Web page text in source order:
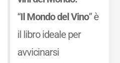
“Il Mondo del Vino” è
il libro ideale per
avvicinarsi